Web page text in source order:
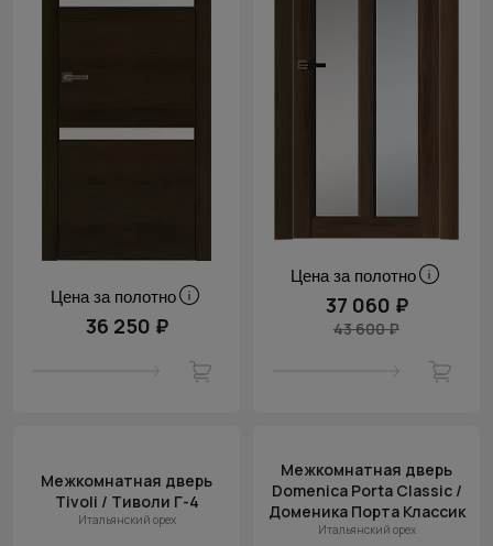
Цена за полотно
36 250 ₽
Цена за полотно
37 060 ₽
43 600 ₽
Межкомнатная дверь
Tivoli / Тиволи Г-4
Итальянский орех
Межкомнатная дверь
Domenica Porta Classic /
Доменика Порта Классик
Итальянский орех